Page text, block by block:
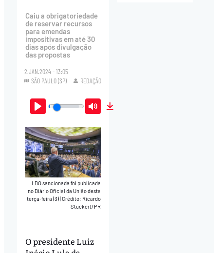
Caiu a obrigatoriedade
de reservar recursos
para emendas
impositivas em até 30
dias após divulgação
das propostas
2.JAN.2024 - 13:05
SÃO PAULO (SP)
REDAÇÃO
Play Mute
LDO sancionada foi publicada
no Diário Oficial da União desta
terça-feira (3) Crédito: Ricardo
Stuckert/PR
O presidente Luiz